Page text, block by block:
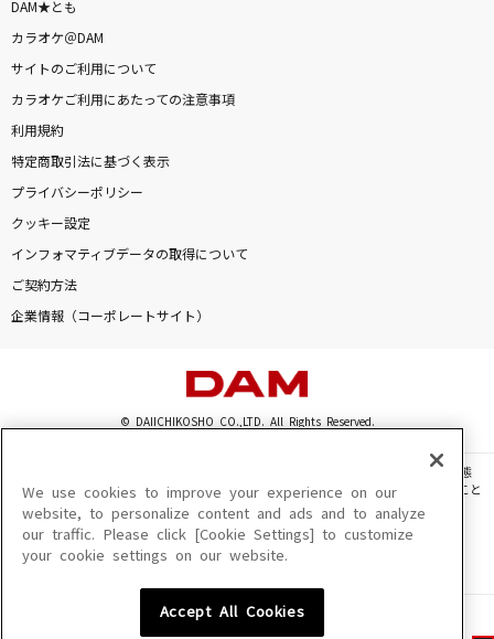
DAM★とも
カラオケ＠DAM
サイトのご利用について
カラオケご利用にあたっての注意事項
利用規約
特定商取引法に基づく表示
プライバシーポリシー
クッキー設定
インフォマティブデータの取得について
ご契約方法
企業情報（コーポレートサイト）
© DAIICHIKOSHO CO.,LTD. All Rights Reserved.
このサイトに掲載されている一切の文章・画像・写真・動画・音声等を、手段や形態
を問わず、著作権法の定める範囲を超えて無断で複製、転載、ファイル化などすること
を禁じます。
楽曲及びコンテンツは、機種によりご利用いただけない場合があります。
楽曲及びコンテンツの配信日、配信内容が変更になる場合があります。
We use cookies to improve your experience on our
website, to personalize content and ads and to analyze
our traffic. Please click [Cookie Settings] to customize
your cookie settings on our website.
Accept All Cookies